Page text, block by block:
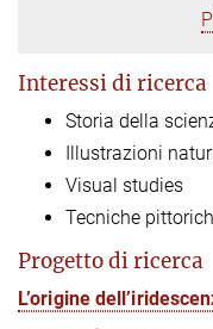
Interessi di ricerca
Storia della
Illustrazioni
Visual studies
Tecniche
Progetto di ricerca
L’origine